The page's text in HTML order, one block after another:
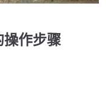
作步骤